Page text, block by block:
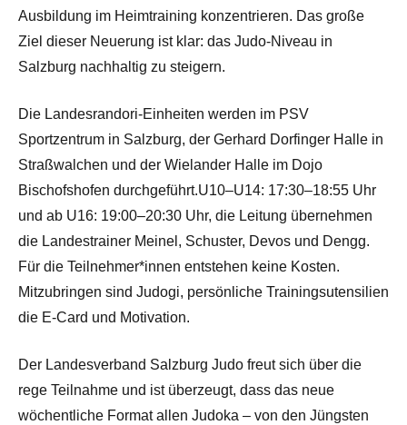
Ausbildung im Heimtraining konzentrieren. Das große
Ziel dieser Neuerung ist klar: das Judo-Niveau in
Salzburg nachhaltig zu steigern.
Die Landesrandori-Einheiten werden im PSV
Sportzentrum in Salzburg, der Gerhard Dorfinger Halle in
Straßwalchen und der Wielander Halle im Dojo
Bischofshofen durchgeführt.U10–U14: 17:30–18:55 Uhr
und ab U16: 19:00–20:30 Uhr, die Leitung übernehmen
die Landestrainer Meinel, Schuster, Devos und Dengg.
Für die Teilnehmer*innen entstehen keine Kosten.
Mitzubringen sind Judogi, persönliche Trainingsutensilien
die E-Card und Motivation.
Der Landesverband Salzburg Judo freut sich über die
rege Teilnahme und ist überzeugt, dass das neue
wöchentliche Format allen Judoka – von den Jüngsten